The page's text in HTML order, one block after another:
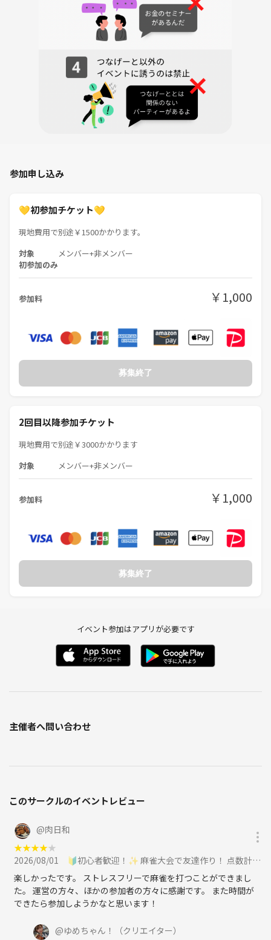
参加申し込み
💛初参加チケット💛
現地費用で別途￥1500かかります。
対象 メンバー+非メンバー
初参加のみ
参加料 ￥1,000
募集終了
2回目以降参加チケット
現地費用で別途￥3000かかります
対象
メンバー+非メンバー
参加料 ￥1,000
募集終了
イベント参加はアプリが必要です
主催者へ問い合わせ
このサークルのイベントレビュー
@肉日和
★★★★★
2026/08/01
🔰初心者歓迎！✨ 麻雀大会で友達作り！ 点数計算できなくても🆗一人参加でも楽しめるオフ会🎶女性参加大歓迎🌸に参加
楽しかったです。 ストレスフリーで麻雀を打つことができまし
た。 運営の方々、ほかの参加者の方々に感謝です。 また時間が
できたら参加しようかなと思います！
@ゆめちゃん！
（クリエイター）